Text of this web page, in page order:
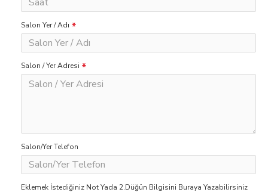
Salon Yer / Adı
Salon / Yer Adresi
Salon/Yer Telefon
Eklemek İstediğiniz Not Yada 2.Düğün Bilgisini Buraya Yazabilirsiniz